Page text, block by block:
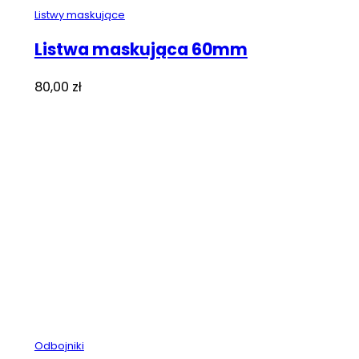
Listwy maskujące
Listwa maskująca 60mm
80,00 zł
Odbojniki